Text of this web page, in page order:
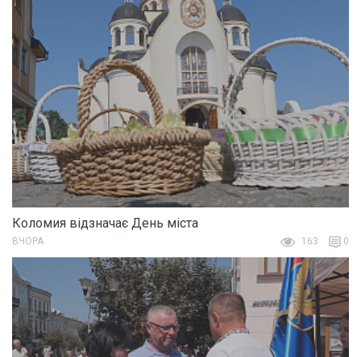
Коломия відзначає День міста
ВЧОРА 163 0